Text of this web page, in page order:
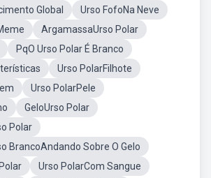
Global
Urso FofoNa Neve
ArgamassaUrso Polar
PqO Urso Polar É Branco
Urso PolarFilhote
Urso PolarPele
GeloUrso Polar
Polar
BrancoAndando Sobre O Gelo
Urso PolarCom Sangue